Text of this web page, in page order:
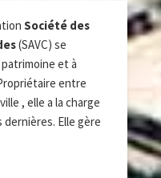
Société des
(SAVC) se
et à
entre
, elle a la charge
Elle gère